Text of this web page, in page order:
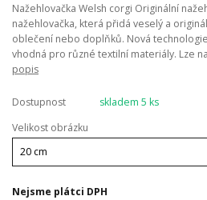
Nažehlovačka Welsh corgi Originální
nažehlovačka, která přidá veselý a
oblečení nebo doplňků. Nová
vhodná pro různé textilní materiály. Lze
popis
Dostupnost
skladem 5 ks
Velikost obrázku
Nejsme plátci DPH